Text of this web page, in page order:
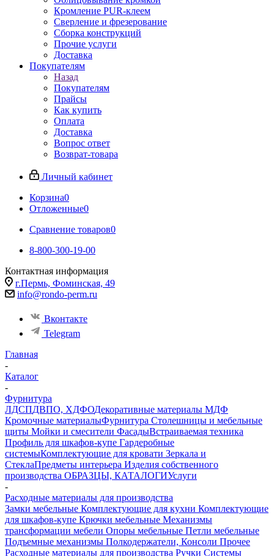
Кромление PUR-клеем
Сверление и фрезерование
Сборка конструкций
Прочие услуги
Доставка
Покупателям
Назад
Покупателям
Прайсы
Как купить
Оплата
Доставка
Вопрос ответ
Возврат-товара
Личный кабинет
Корзина0
Отложенные0
Сравнение товаров0
8-800-300-19-00
Контактная информация
г.Пермь, Фоминская, 49
info@rondo-perm.ru
Вконтакте
Telegram
Главная
-
Каталог
-
Фурнитура
ЛДСПДВПО, ХДФОДекоративные материалы МДФ
Кромочные материалыФурнитура Столешницы и мебельные
щиты Мойки и смесители ФасадыВстраиваемая техника
Профиль для шкафов-купе Гардеробные
системыКомплектующие для кровати Зеркала и
СтеклаПредметы интерьера Изделия собственного
производства ОБРАЗЦЫ, КАТАЛОГИУслуги
-
Расходные материалы для производства
Замки мебельные Комплектующие для кухни Комплектующие
для шкафов-купе Крючки мебельные Механизмы
трансформации мебели Опоры мебельные Петли мебельные
Подъемные механизмы Полкодержатели, Консоли Прочее
Расходные материалы для производства Ручки Системы